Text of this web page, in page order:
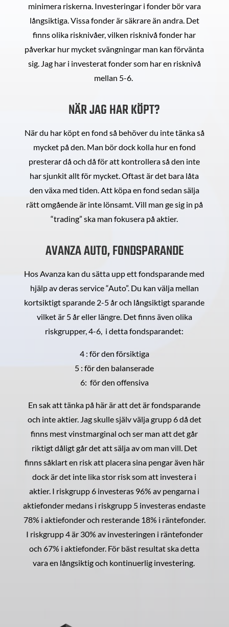
minimera riskerna. Investeringar i fonder bör vara
långsiktiga. Vissa fonder är säkrare än andra. Det
finns olika risknivåer, vilken risknivå fonder har
påverkar hur mycket svängningar man kan förvänta
sig. Jag har i investerat fonder som har en risknivå
mellan 5-6.
NÄR JAG HAR KÖPT?
När du har köpt en fond så behöver du inte tänka så
mycket på den. Man bör dock kolla hur en fond
presterar då och då för att kontrollera så den inte
har sjunkit allt för mycket. Oftast är det bara låta
den växa med tiden. Att köpa en fond sedan sälja
rätt omgående är inte lönsamt. Vill man ge sig in på
“trading” ska man fokusera på aktier.
AVANZA AUTO, FONDSPARANDE
Hos Avanza kan du sätta upp ett fondsparande med
hjälp av deras service “Auto”. Du kan välja mellan
kortsiktigt sparande 2-5 år och långsiktigt sparande
vilket är 5 år eller längre. Det finns även olika
riskgrupper, 4-6, i detta fondsparandet:
4 : för den försiktiga
5 : för den balanserade
6: för den offensiva
En sak att tänka på här är att det är fondsparande
och inte aktier. Jag skulle själv välja grupp 6 då det
finns mest vinstmarginal och ser man att det går
riktigt dåligt går det att sälja av om man vill. Det
finns såklart en risk att placera sina pengar även här
dock är det inte lika stor risk som att investera i
aktier. I riskgrupp 6 investeras 96% av pengarna i
aktiefonder medans i riskgrupp 5 investeras endaste
78% i aktiefonder och resterande 18% i räntefonder.
I riskgrupp 4 är 30% av investeringen i räntefonder
och 67% i aktiefonder. För bäst resultat ska detta
vara en långsiktig och kontinuerlig investering.